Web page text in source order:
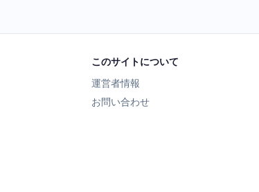
このサイトについて
運営者情報
お問い合わせ